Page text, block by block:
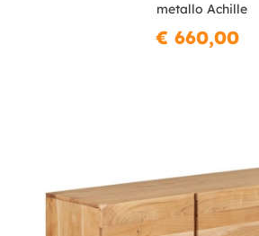
metallo Achille
€ 660,00